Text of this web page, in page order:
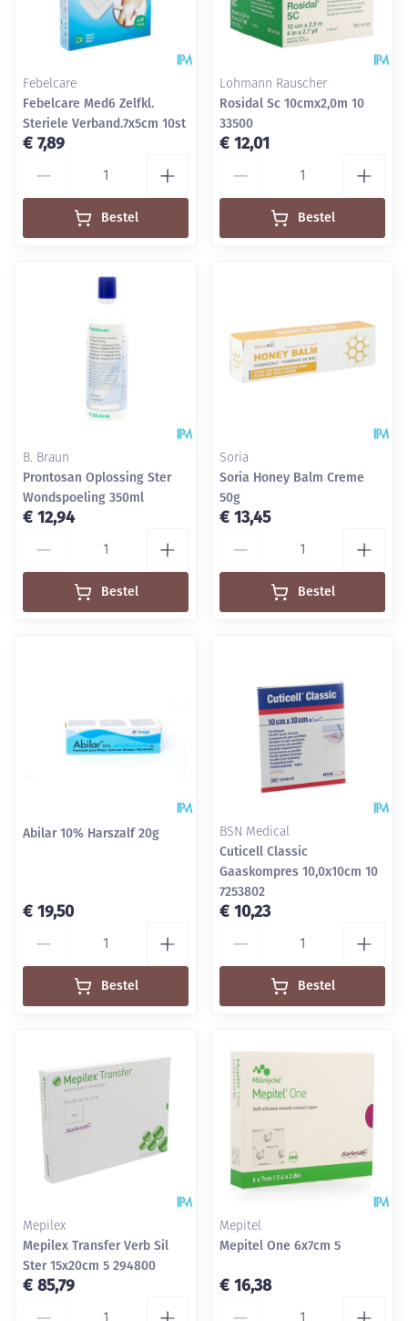
Febelcare
Febelcare Med6 Zelfkl.
Steriele Verband.7x5cm 10st
€ 7,89
Bestel
Lohmann Rauscher
Rosidal Sc 10cmx2,0m 10
33500
€ 12,01
Bestel
B. Braun
Prontosan Oplossing Ster
Wondspoeling 350ml
€ 12,94
Bestel
Soria
Soria Honey Balm Creme
50g
€ 13,45
Bestel
Abilar 10% Harszalf 20g
€ 19,50
Bestel
BSN Medical
Cuticell Classic
Gaaskompres 10,0x10cm 10
7253802
€ 10,23
Bestel
Mepilex
Mepilex Transfer Verb Sil
Ster 15x20cm 5 294800
€ 85,79
Mepitel
Mepitel One 6x7cm 5
€ 16,38